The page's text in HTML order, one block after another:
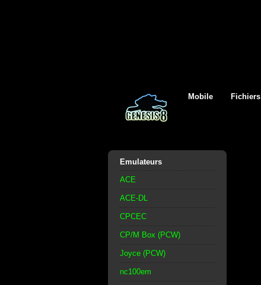
Mobile Fichiers
Emulateurs
ACE
ACE-DL
CPCEC
CP/M Box (PCW)
Joyce (PCW)
nc100em